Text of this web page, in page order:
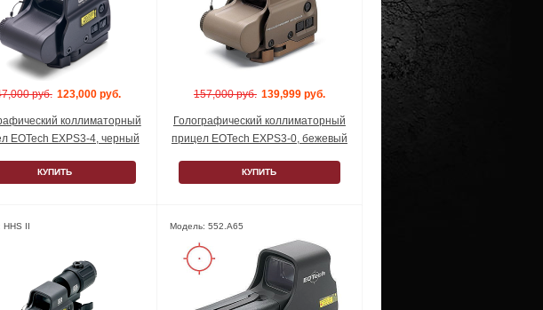
руб. 123,000 руб.
коллиматорный
EOTech EXPS3-4, черный
КУПИТЬ
157,000 руб. 139,999 руб.
Голографический коллиматорный
прицел EOTech EXPS3-0, бежевый
КУПИТЬ
HHS II Модель: 552.A65